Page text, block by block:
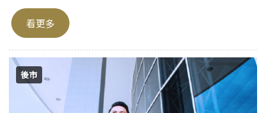
看更多
後市